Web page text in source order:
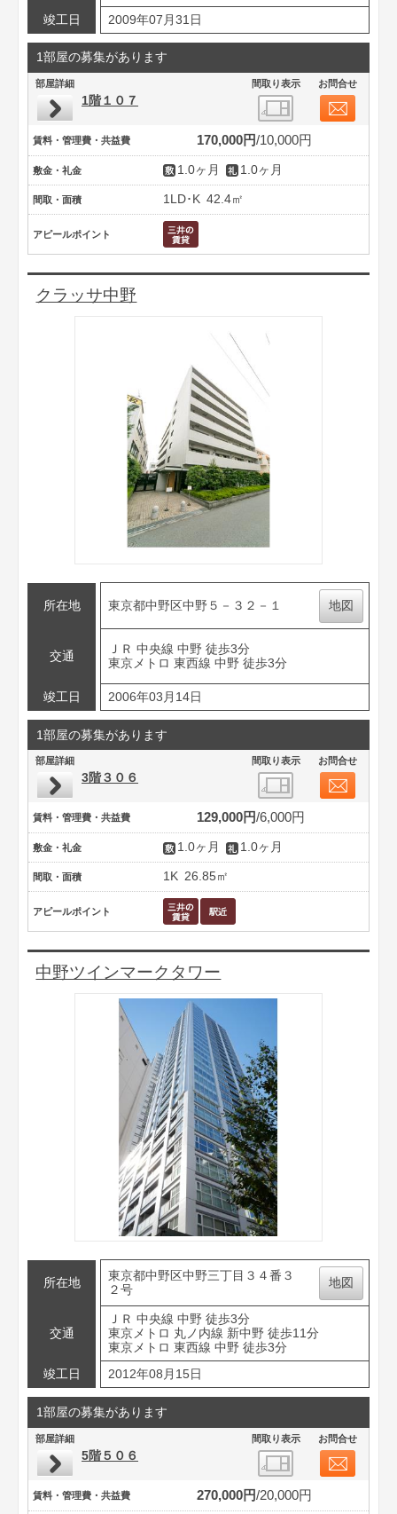
竣工日 2009年07月31日
1部屋の募集があります
部屋詳細 間取り表示 お問合せ
1階１０７
賃料・管理費・共益費 170,000円 10,000円
敷金・礼金 1.0ヶ月 1.0ヶ月
間取・面積 1LD･K 42.4㎡
アピールポイント
クラッサ中野
所在地 東京都中野区中野５－３２－１ 地図
交通
ＪＲ 中央線 中野 徒歩3分
東京メトロ 東西線 中野 徒歩3分
竣工日 2006年03月14日
1部屋の募集があります
部屋詳細 間取り表示 お問合せ
3階３０６
賃料・管理費・共益費 129,000円 6,000円
敷金・礼金 1.0ヶ月 1.0ヶ月
間取・面積 1K 26.85㎡
アピールポイント
中野ツインマークタワー
所在地
東京都中野区中野三丁目３４番３
２号
地図
交通
ＪＲ 中央線 中野 徒歩3分
東京メトロ 丸ノ内線 新中野 徒歩11分
東京メトロ 東西線 中野 徒歩3分
竣工日
2012年08月15日
1部屋の募集があります
部屋詳細 間取り表示 お問合せ
5階５０６
賃料・管理費・共益費 270,000円 20,000円